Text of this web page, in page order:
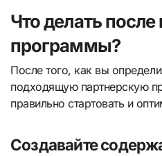
Что делать
программы?
После того, как вы
подходящую партнерскую
правильно стартовать и
Создавайте